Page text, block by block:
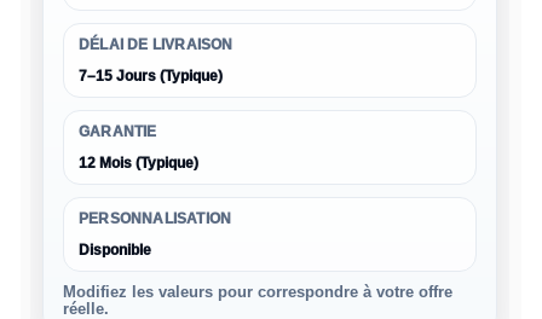
DÉLAI DE LIVRAISON
7–15 Jours (Typique)
GARANTIE
12 Mois (Typique)
PERSONNALISATION
Disponible
Modifiez les valeurs pour correspondre à votre offre
réelle.